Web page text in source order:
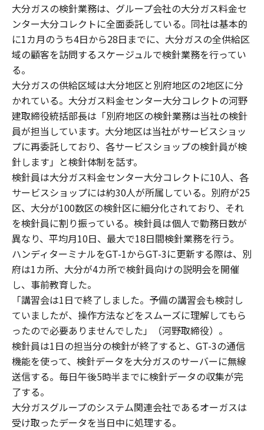
大分ガスの検針業務は、グループ会社の大分ガス料金セ
ンター大分コレクトに全面委託している。同社は基本的
に1カ月のうち4日から28日までに、大分ガスの全供給区
域の顧客を訪問するスケージュルで検針業務を行ってい
る。
大分ガスの供給区域は大分地区と別府地区の2地区に分
かれている。大分ガス料金センター大分コレクトの河野
建取締役統括部長は「別府地区の検針業務は当社の検針
員が担当しています。大分地区は当社がサービスショッ
プに再委託しており、各サービスショップの検針員が検
針します」と検針体制を話す。
検針員は大分ガス料金センター大分コレクトに10人、各
サービスショップには約30人が所属している。別府が25
区、大分が100数区の検針区に細分化されており、それ
を検針員に割り振っている。検針員は個人で勤務日数が
異なり、平均月10日、最大で18日間検針業務を行う。
ハンディターミナルをGT-1からGT-3に更新する際は、別
府は1カ所、大分が4カ所で検針員向けの説明会を開催
し、事前教育した。
「講習会は1日で終了しました。予備の講習会も検討し
ていましたが、操作方法などをスムーズに理解してもら
ったので必要ありませんでした」（河野取締役）。
検針員は1日の担当分の検針が終了すると、GT-3の通信
機能を使って、検針データを大分ガスのサーバーに無線
送信する。毎日午後5時半までに検針データの収集が完
了する。
大分ガスグループのシステム関連会社であるオーガスは
受け取ったデータを当日中に処理する。